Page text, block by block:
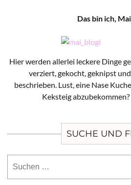
Das bin ich,
Hier werden allerlei leckere Dinge
verziert, gekocht, geknipst
beschrieben. Lust, eine Nase
Keksteig
SUCHE UND